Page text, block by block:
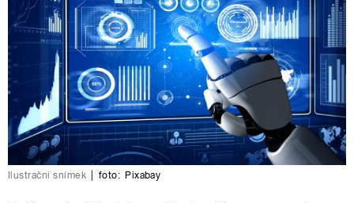
Ilustrační snímek foto: Pixabay